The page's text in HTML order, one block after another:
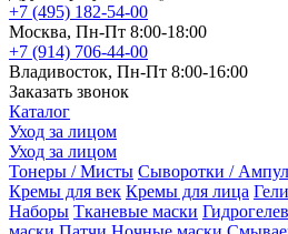
+7 (495) 182-54-00
Москва, Пн-Пт 8:00-18:00
+7 (914) 706-44-00
Владивосток, Пн-Пт 8:00-16:00
Заказать звонок
Каталог
Уход за лицом
Уход за лицом
Тонеры / Мисты Сыворотки /
Кремы для век Кремы для лица
Наборы Тканевые маски